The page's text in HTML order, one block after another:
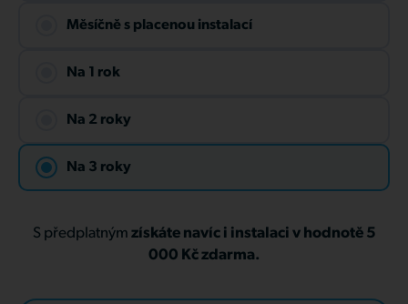
Měsíčně s placenou instalací
Na 1 rok
Na 2 roky
Na 3 roky
S předplatným získáte navíc i instalaci v hodnotě 5
000 Kč zdarma.